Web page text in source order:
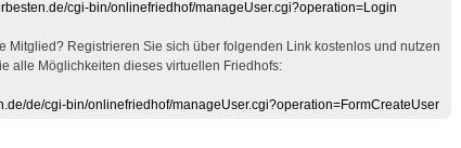
cgi-bin/onlinefriedhof/manageUser.cgi?operation=Login
Mitglied? Registrieren Sie sich über folgenden Link kostenlos und nutzen
alle Möglichkeiten dieses virtuellen Friedhofs:
de/cgi-bin/onlinefriedhof/manageUser.cgi?operation=FormCreateUser